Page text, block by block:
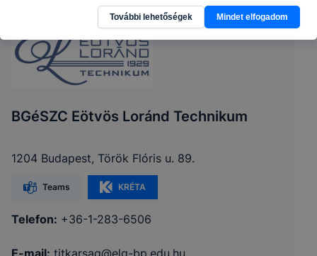
BGéSZC Eötvös Loránd Technikum
1204 Budapest, Török Flóris u. 89.
Teams KRÉTA
Telefon: +36-1-283-6506
E-mail: titkarsag@elg-bp.edu.hu
További lehetőségek Mindet elfogadom